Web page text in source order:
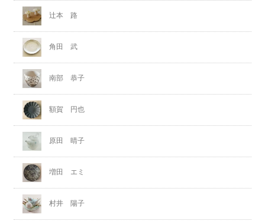
辻本 路
角田 武
南部 恭子
額賀 円也
原田 晴子
増田 エミ
村井 陽子